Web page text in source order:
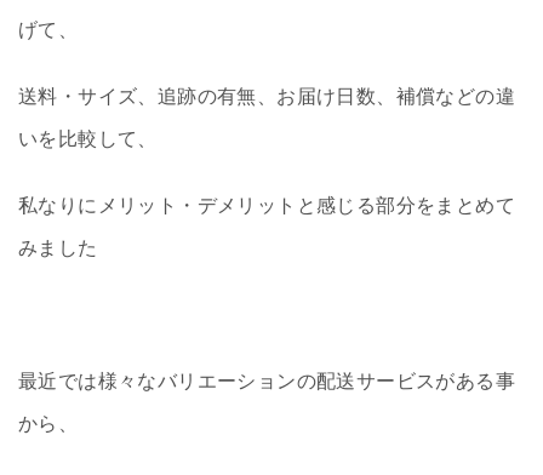
げて、
送料・サイズ、追跡の有無、お届け日数、補償などの違
いを比較して、
私なりにメリット・デメリットと感じる部分をまとめて
みました
最近では様々なバリエーションの配送サービスがある事
から、